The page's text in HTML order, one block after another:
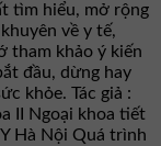
tìm hiểu, mở rộng
về y tế,
tham khảo ý kiến
đầu, dừng hay
khỏe. Tác giả :
II Ngoại khoa tiết
Hà Nội Quá trình